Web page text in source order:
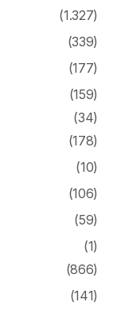
(1.327)
(339)
(177)
(159)
(34)
(178)
(10)
(106)
(59)
(1)
(866)
(141)